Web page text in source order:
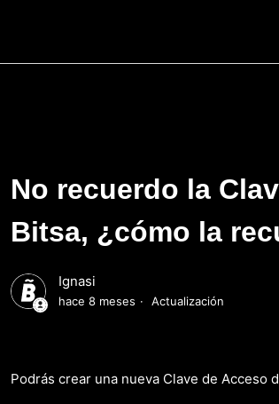
No recuerdo la
Bitsa, ¿cómo la
Ignasi
hace 8 meses Actualización
Podrás crear una nueva Clave de